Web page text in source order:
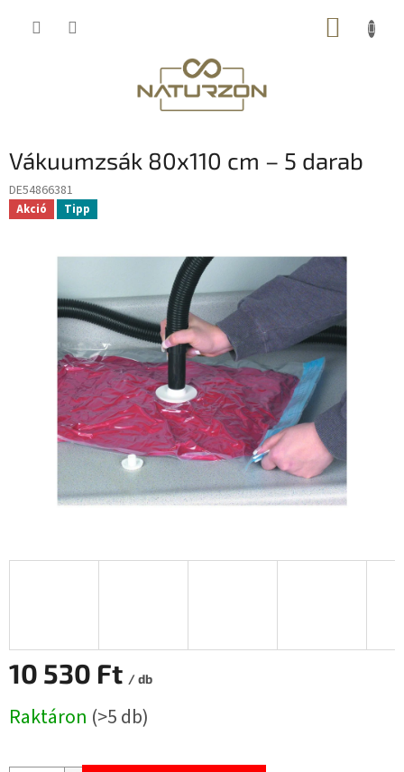
KOSÁR
Vákuumzsák 80x110 cm – 5 darab
DE54866381
Akció Tipp
10 530 Ft / db
Raktáron (>5 db)